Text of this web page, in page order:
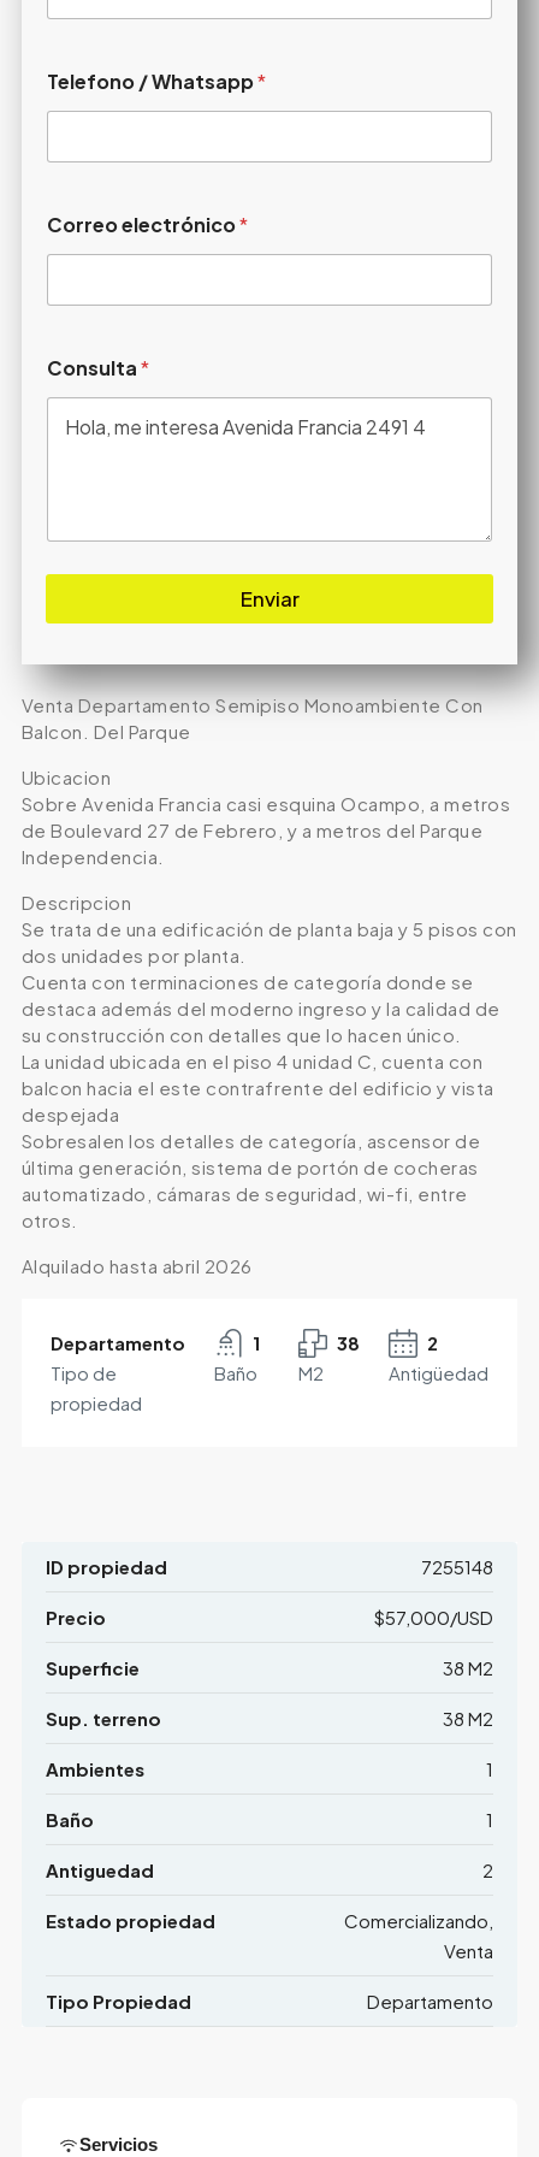
Telefono / Whatsapp*
Correo electrónico*
Consulta*
Enviar
Venta Departamento Semipiso Monoambiente Con
Balcon. Del Parque
Ubicacion
Sobre Avenida Francia casi esquina Ocampo, a metros
de Boulevard 27 de Febrero, y a metros del Parque
Independencia.
Descripcion
Se trata de una edificación de planta baja y 5 pisos con
dos unidades por planta.
Cuenta con terminaciones de categoría donde se
destaca además del moderno ingreso y la calidad de
su construcción con detalles que lo hacen único.
La unidad ubicada en el piso 4 unidad C, cuenta con
balcon hacia el este contrafrente del edificio y vista
despejada
Sobresalen los detalles de categoría, ascensor de
última generación, sistema de portón de cocheras
automatizado, cámaras de seguridad, wi-fi, entre
otros.
Alquilado hasta abril 2026
Departamento
Tipo de
propiedad
1
Baño
38
M2
2
Antigüedad
ID propiedad 7255148
Precio $57,000/USD
Superficie 38 M2
Sup. terreno 38 M2
Ambientes 1
Baño 1
Antiguedad 2
Estado propiedad
Comercializando,
Venta
Tipo Propiedad Departamento
Servicios